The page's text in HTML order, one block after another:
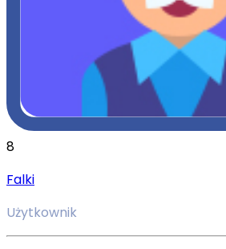
8
Falki
Użytkownik